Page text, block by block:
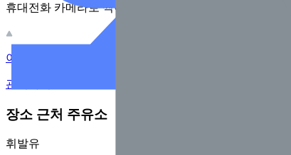
휴대전화 카메라로 찍어보세요
이 주유소의 사장님이신가요?
관리하기
장소 근처 주유소
휘발유